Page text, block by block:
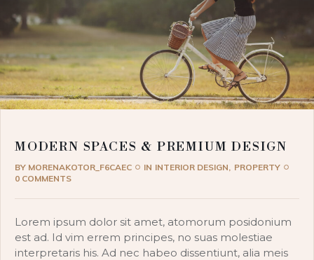
MODERN SPACES & PREMIUM DESIGN
BY MORENAKOTOR_F6CAEC IN INTERIOR DESIGN
PROPERTY
0 COMMENTS
Lorem ipsum dolor sit amet, atomorum posidonium
est ad. Id vim errem principes, no suas molestiae
interpretaris his. Ad nec habeo dissentiunt, alia meis